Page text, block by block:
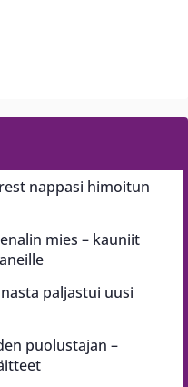
nappasi himoitun
mies – kauniit
paljastui uusi
puolustajan –